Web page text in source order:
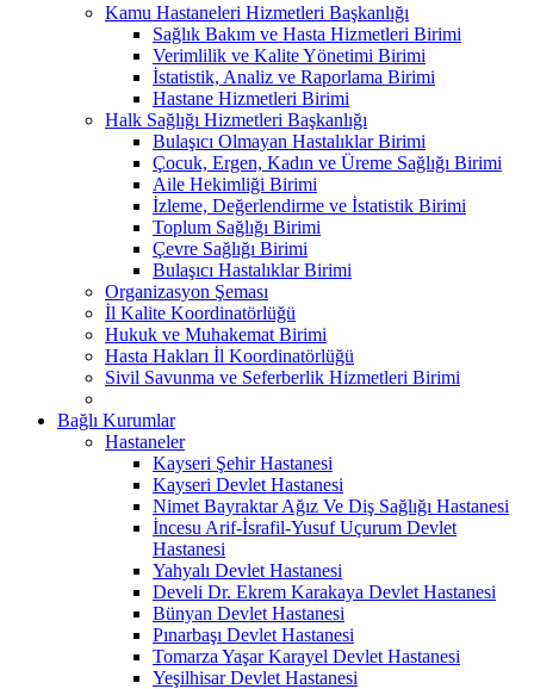
Kamu Hastaneleri Hizmetleri Başkanlığı
Sağlık Bakım ve Hasta Hizmetleri Birimi
Verimlilik ve Kalite Yönetimi Birimi
İstatistik, Analiz ve Raporlama Birimi
Hastane Hizmetleri Birimi
Halk Sağlığı Hizmetleri Başkanlığı
Bulaşıcı Olmayan Hastalıklar Birimi
Çocuk, Ergen, Kadın ve Üreme Sağlığı Birimi
Aile Hekimliği Birimi
İzleme, Değerlendirme ve İstatistik Birimi
Toplum Sağlığı Birimi
Çevre Sağlığı Birimi
Bulaşıcı Hastalıklar Birimi
Organizasyon Şeması
İl Kalite Koordinatörlüğü
Hukuk ve Muhakemat Birimi
Hasta Hakları İl Koordinatörlüğü
Sivil Savunma ve Seferberlik Hizmetleri Birimi
Bağlı Kurumlar
Hastaneler
Kayseri Şehir Hastanesi
Kayseri Devlet Hastanesi
Nimet Bayraktar Ağız Ve Diş Sağlığı Hastanesi
İncesu Arif-İsrafil-Yusuf Uçurum Devlet
Hastanesi
Yahyalı Devlet Hastanesi
Develi Dr. Ekrem Karakaya Devlet Hastanesi
Bünyan Devlet Hastanesi
Pınarbaşı Devlet Hastanesi
Tomarza Yaşar Karayel Devlet Hastanesi
Yeşilhisar Devlet Hastanesi